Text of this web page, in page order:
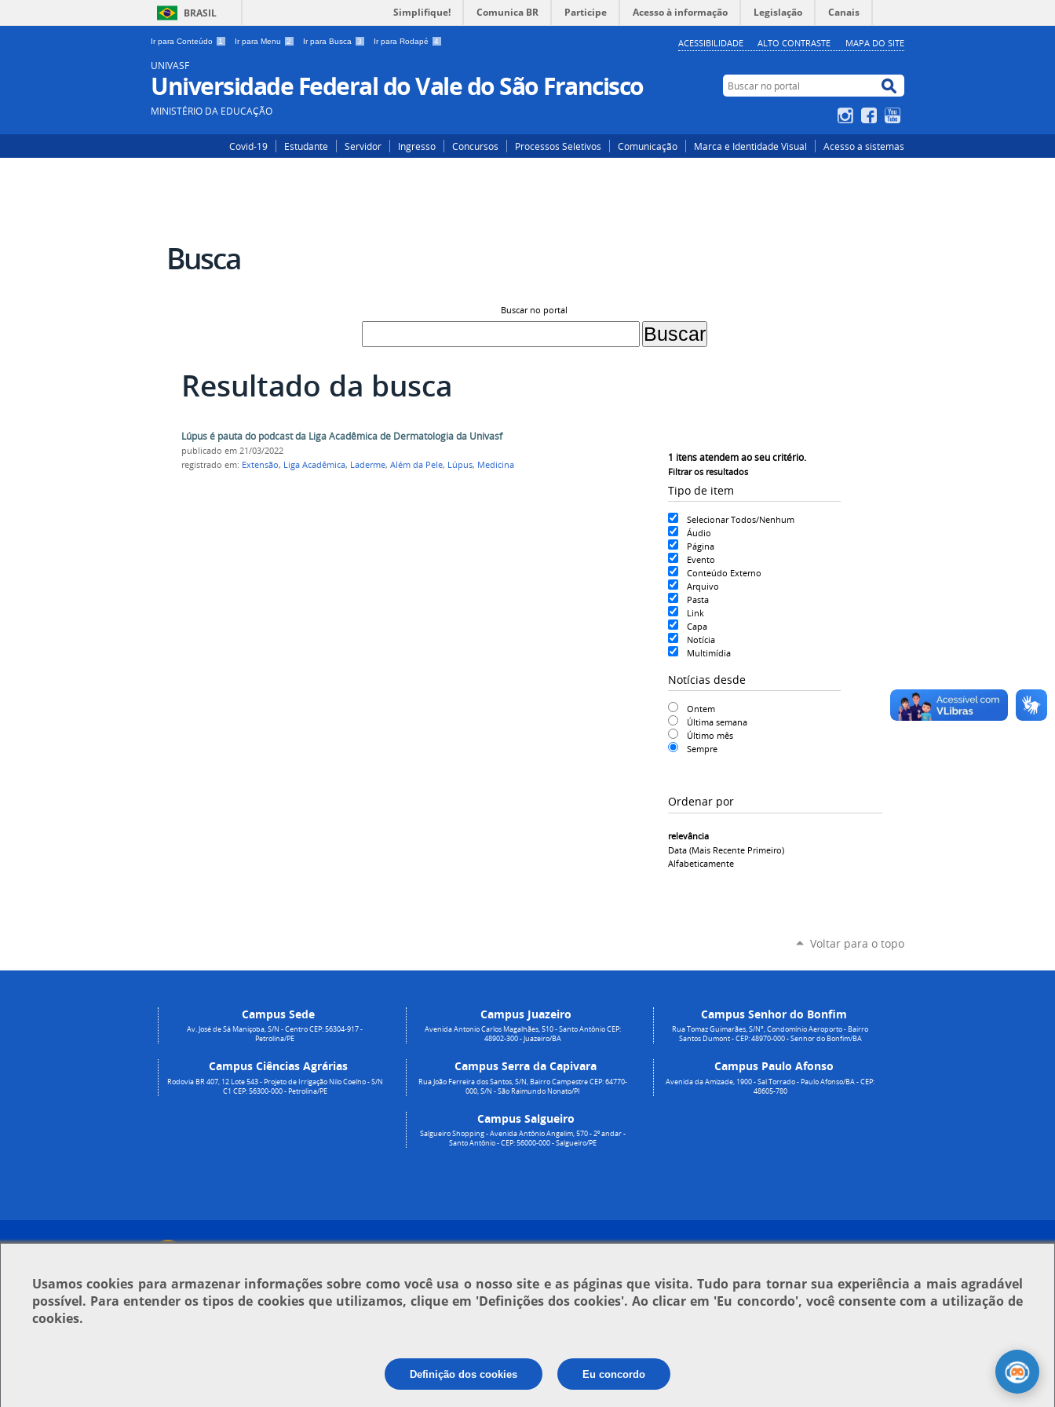
BRASIL Simplifique! Comunica BR Participe Acesso à informação Legislação Canais
Ir para Conteúdo 1 Ir para Menu 2 Ir para Busca 3 Ir para Rodapé 4 ACESSIBILIDADE ALTO CONTRASTE MAPA DO SITE
UNIVASF
Universidade Federal do Vale do São Francisco
MINISTÉRIO DA EDUCAÇÃO
Buscar no portal
Buscar no portal
InstagramFacebook
Covid-19 Estudante Servidor Ingresso Concursos Processos Seletivos Comunicação Marca e Identidade Visual Acesso a sistemas
Busca
Buscar no portal
Resultado da busca
1 itens atendem ao seu critério.
Filtrar os resultados
Tipo de item
Selecionar Todos/Nenhum
Áudio
Página
Evento
Conteúdo Externo
Arquivo
Pasta
Link
Capa
Notícia
Multimídia
Notícias desde
Ontem
Última semana
Último mês
Sempre
Ordenar por
relevância
Data (mais Recente Primeiro)
Alfabeticamente
Lúpus é pauta do podcast da Liga Acadêmica de Dermatologia da Univasf
publicado em 21/03/2022
registrado em: Extensão, Liga Acadêmica, Laderme, Além da Pele, Lúpus, Medicina
Voltar para o topo
Campus Sede
Av. José de Sá Maniçoba, S/N - Centro CEP: 56304-917 -
Petrolina/PE
Campus Ciências Agrárias
Rodovia BR 407, 12 Lote 543 - Projeto de Irrigação Nilo Coelho - S/N
C1 CEP: 56300-000 - Petrolina/PE
Campus Juazeiro
Avenida Antonio Carlos Magalhães, 510 - Santo Antônio CEP:
48902-300 - Juazeiro/BA
Campus Serra da Capivara
Rua João Ferreira dos Santos, S/N, Bairro Campestre CEP: 64770-
000, S/N - São Raimundo Nonato/PI
Campus Salgueiro
Salgueiro Shopping - Avenida Antônio Angelim, 570 - 2º andar -
Santo Antônio - CEP: 56000-000 - Salgueiro/PE
Campus Senhor do Bonfim
Rua Tomaz Guimarães, S/N°, Condomínio Aeroporto - Bairro
Santos Dumont - CEP: 48970-000 - Senhor do Bonfim/BA
Campus Paulo Afonso
Avenida da Amizade, 1900 - Sal Torrado - Paulo Afonso/BA - CEP:
48605-780
Usamoscookies para armazenar informações sobre como você usa o nosso site e as páginas que visita. Tudo para tornar sua experiência a mais agradável
possível. Para entender os tipos de cookies que utilizamos, clique em 'Definições dos cookies'. Ao clicar em 'Eu concordo', você consente com a utilização de
cookies.